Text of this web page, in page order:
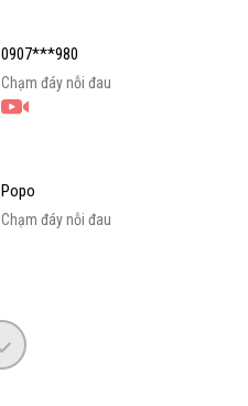
0907***980
Chạm đáy nỗi đau
Popo
Chạm đáy nỗi đau